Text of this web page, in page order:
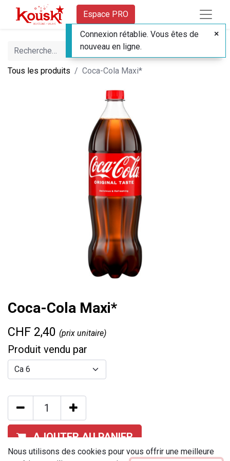
Espace PRO
Tous les produits Coca-Cola Maxi*
Coca-Cola Maxi*
CHF 2,40 (prix unitaire)
Produit vendu par
AJOUTER AU PANIER
Nous utilisons des cookies pour vous offrir une meilleure
Connexion rétablie. Vous êtes de
nouveau en ligne.